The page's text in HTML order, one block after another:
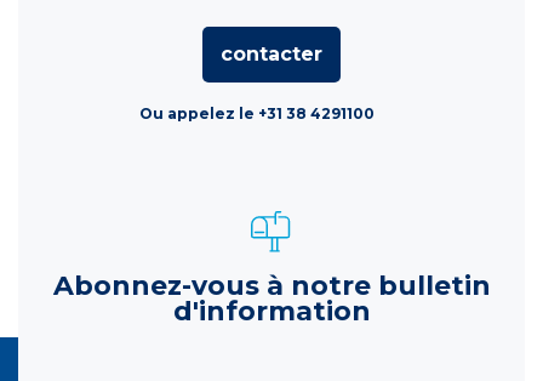
contacter
Ou appelez le +31 38 4291100
Abonnez-vous à notre bulletin
d'information